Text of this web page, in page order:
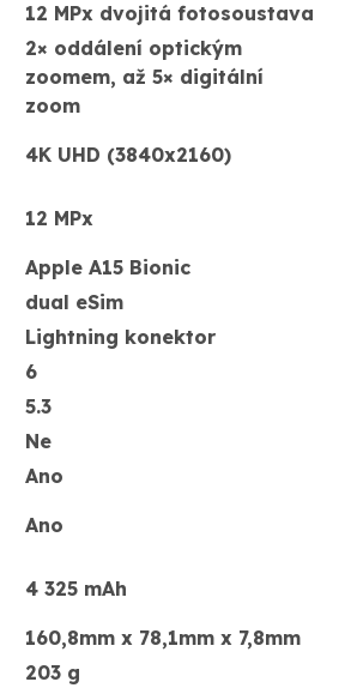
12 MPx dvojitá fotosoustava
2× oddálení optickým
zoomem, až 5× digitální
zoom
4K UHD (3840x2160)
12 MPx
Apple A15 Bionic
dual eSim
Lightning konektor
6
5.3
Ne
Ano
Ano
4 325 mAh
160,8mm x 78,1mm x 7,8mm
203 g